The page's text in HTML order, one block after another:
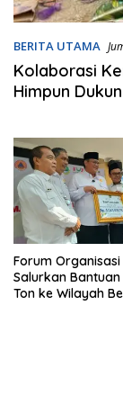
BERITA UTAMA
Kolaborasi
Himpun
Forum
Salurkan
Ton ke Wilayah